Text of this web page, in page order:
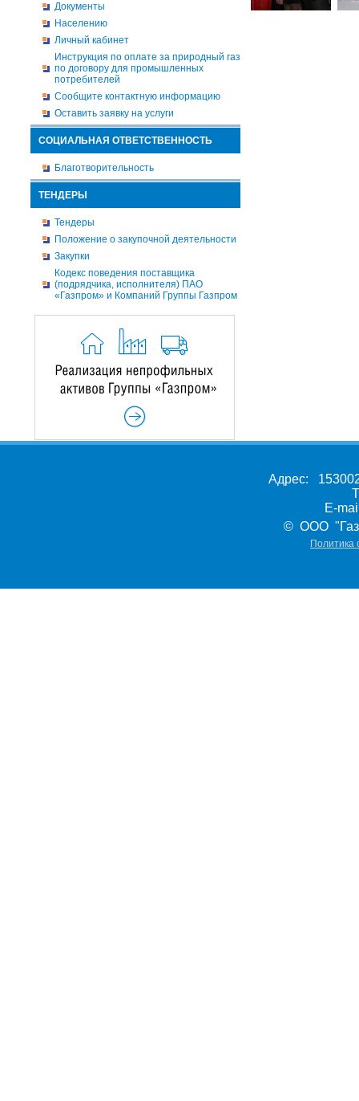
Документы
Населению
Личный кабинет
Инструкция по оплате за природный газ
по договору для промышленных
потребителей
Сообщите контактную информацию
Оставить заявку на услуги
СОЦИАЛЬНАЯ ОТВЕТСТВЕННОСТЬ
Благотворительность
ТЕНДЕРЫ
Тендеры
Положение о закупочной деятельности
Закупки
Кодекс поведения поставщика
(подрядчика, исполнителя) ПАО
«Газпром» и Компаний Группы Газпром
Адрес:
E-
© ООО
Политика